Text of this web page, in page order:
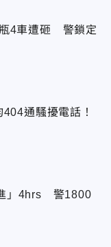
4車遭砸 警鎖定
通騷擾電話！
」4hrs 警1800